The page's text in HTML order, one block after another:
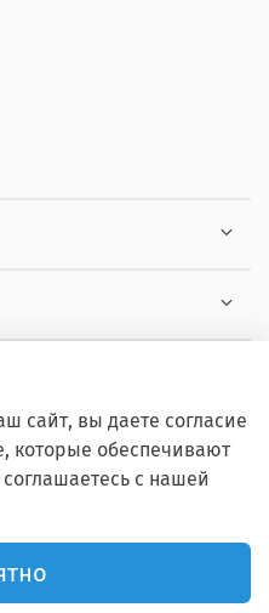
Все права защищены.
сайт, вы даете согласие
которые обеспечивают
с нашей